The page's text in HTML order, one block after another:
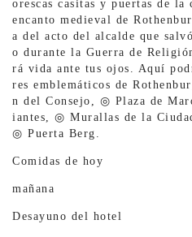
orescas casitas y puertas de
encanto medieval de
a del acto del alcalde que
o durante la Guerra de
rá vida ante tus ojos. Aquí
res emblemáticos de
n del Consejo, ◎ Plaza de
iantes, ◎ Murallas de la
◎ Puerta Berg.
Comidas de hoy
mañana
Desayuno del hotel